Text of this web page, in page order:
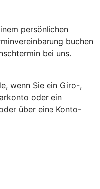
persönlichen
buchen
bei uns.
wenn Sie ein Giro-,
oder ein
über eine Konto-